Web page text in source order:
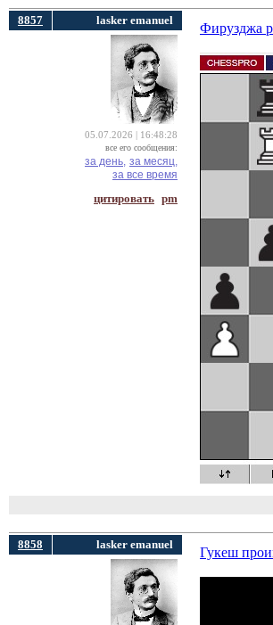
8857 lasker emanuel
05.07.2026 | 16:48:28
все его сообщения:
за день, за месяц,
за все время
цитировать pm
Фирузджа
8858 lasker emanuel
Гукеш